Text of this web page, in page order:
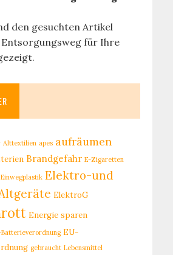
den gesuchten Artikel
Entsorgungsweg für Ihre
Alttextilien apes aufräumen
Brandgefahr E-Zigaretten
Einwegplastik Elektro-und
ElektroG
Energie sparen
Batterieverordnung EU-
gebraucht Lebensmittel